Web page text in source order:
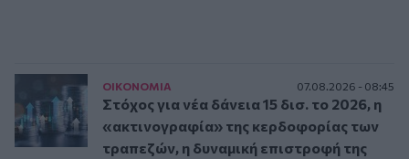
ΟΙΚΟΝΟΜΙΑ 07.08.2026 - 08:45
Στόχος για νέα δάνεια 15 δισ. το 2026, η
«ακτινογραφία» της κερδοφορίας των
τραπεζών, η δυναμική επιστροφή της